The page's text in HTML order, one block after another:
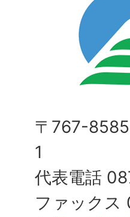
〒767-
1
代表電話
ファック